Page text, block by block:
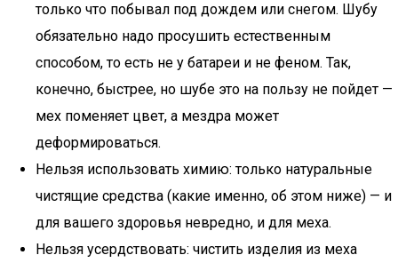
только что побывал под дождем или снегом. Шубу
обязательно надо просушить естественным
способом, то есть не у батареи и не феном. Так,
конечно, быстрее, но шубе это на пользу не пойдет —
мех поменяет цвет, а мездра может
деформироваться.
Нельзя использовать химию: только натуральные
чистящие средства (какие именно, об этом ниже) — и
для вашего здоровья невредно, и для меха.
Нельзя усердствовать: чистить изделия из меха